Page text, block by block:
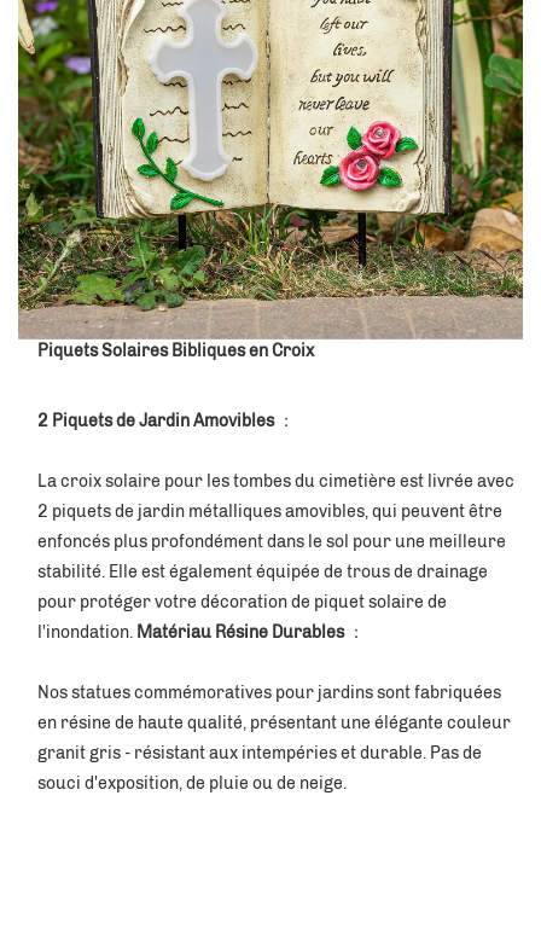
Piquets Solaires Bibliques en Croix
2 Piquets de Jardin Amovibles ：
La croix solaire pour les tombes du cimetière est livrée avec
2 piquets de jardin métalliques amovibles, qui peuvent être
enfoncés plus profondément dans le sol pour une meilleure
stabilité. Elle est également équipée de trous de drainage
pour protéger votre décoration de piquet solaire de
l'inondation. Matériau Résine Durables ：
Nos statues commémoratives pour jardins sont fabriquées
en résine de haute qualité, présentant une élégante couleur
granit gris - résistant aux intempéries et durable. Pas de
souci d'exposition, de pluie ou de neige.